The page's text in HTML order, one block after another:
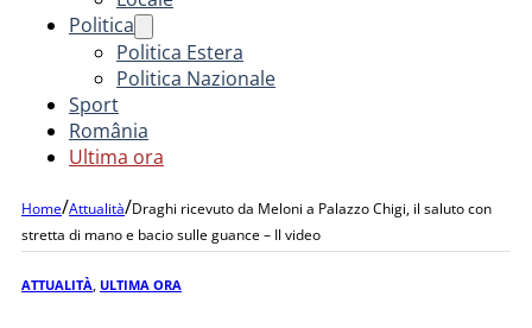
Politica
Politica Estera
Politica Nazionale
Sport
România
Ultima ora
Home/Attualità/Draghi ricevuto da Meloni a Palazzo Chigi, il saluto con
stretta di mano e bacio sulle guance – Il video
ATTUALITÀ ULTIMA ORA